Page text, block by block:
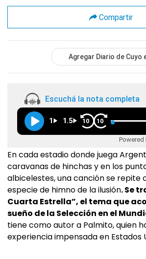
Compartir
Agregar Diario de Cuyo
Escuchá la nota completa
1 1.5 10 10
Powered
En cada estadio donde juega
caravanas de hinchas y en los
albicelestes, una canción se repite
especie de himno de la ilusión. Se
Cuarta Estrella”, el tema que
sueño de la Selección en el
tiene como autor a Palmito, quien
experiencia impensada en Estados